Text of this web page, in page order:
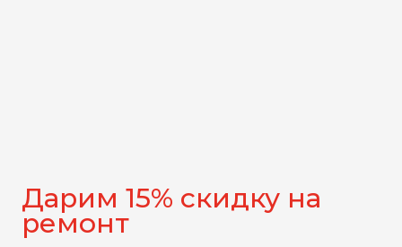
Дарим 15% скидку на
ремонт